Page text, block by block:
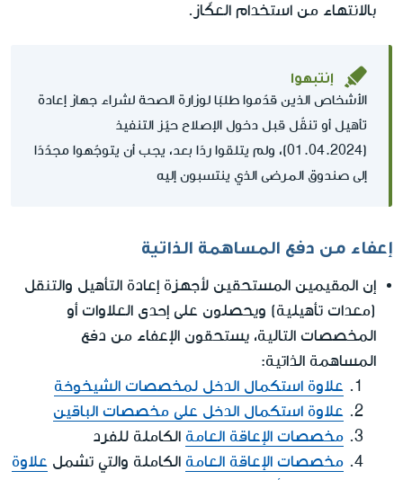
بالانتهاء من استخدام العكّاز.
إنتبهوا
الأشخاص الذين قدّموا طلبًا لوزارة الصحة لشراء جهاز إعادة
تأهيل أو تنقّل قبل دخول الإصلاح حيّز التنفيذ
(01.04.2024)، ولم يتلقوا ردًا بعد، يجب أن يتوجّهوا مجدّدًا
إلى صندوق المرضى الذي ينتسبون إليه
إعفاء من دفع المساهمة الذاتية
إن المقيمين المستحقين لأجهزة إعادة التأهيل والتنقل
(معدات تأهيلية) ويحصلون على إحدى العلاوات أو
المخصصات التالية، يستحقون الإعفاء من دفع
المساهمة الذاتية:
علاوة استكمال الدخل لمخصصات الشيخوخة
علاوة استكمال الدخل على مخصصات الباقين
مخصصات الإعاقة العامة الكاملة للفرد
مخصصات الإعاقة العامة الكاملة والتي تشمل علاوة